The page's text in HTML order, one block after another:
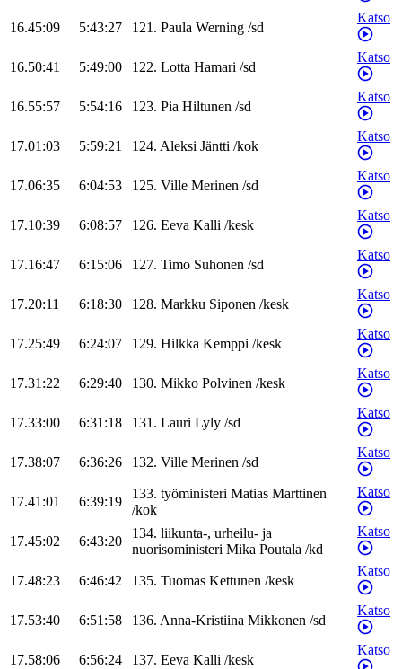
16.45:09 5:43:27 121. Paula Werning /sd
Katso
16.50:41 5:49:00 122. Lotta Hamari /sd
Katso
16.55:57 5:54:16 123. Pia Hiltunen /sd
Katso
17.01:03 5:59:21 124. Aleksi Jäntti /kok
Katso
17.06:35 6:04:53 125. Ville Merinen /sd
Katso
17.10:39 6:08:57 126. Eeva Kalli /kesk
Katso
17.16:47 6:15:06 127. Timo Suhonen /sd
Katso
17.20:11 6:18:30 128. Markku Siponen /kesk
Katso
17.25:49 6:24:07 129. Hilkka Kemppi /kesk
Katso
17.31:22 6:29:40 130. Mikko Polvinen /kesk
Katso
17.33:00 6:31:18 131. Lauri Lyly /sd
Katso
17.38:07 6:36:26 132. Ville Merinen /sd
Katso
17.41:01 6:39:19
133. työministeri Matias Marttinen
/kok
Katso
17.45:02 6:43:20
134. liikunta-, urheilu- ja
nuorisoministeri Mika Poutala /kd
Katso
17.48:23 6:46:42 135. Tuomas Kettunen /kesk
Katso
17.53:40 6:51:58 136. Anna-Kristiina Mikkonen /sd
Katso
17.58:06 6:56:24 137. Eeva Kalli /kesk
Katso